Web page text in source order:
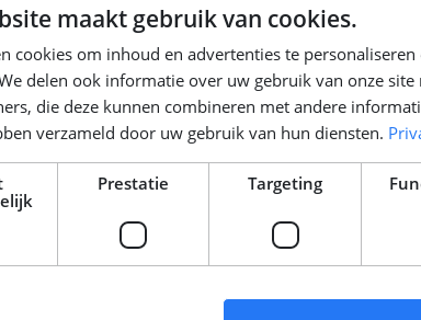
maakt gebruik van cookies.
cookies om inhoud en advertenties te
delen ook informatie over uw gebruik van onze
die deze kunnen combineren met andere
verzameld door uw gebruik van hun diensten.
Prestatie Targeting